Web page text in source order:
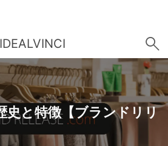
IDEALVINCI
史と特徴【ブランドリリ